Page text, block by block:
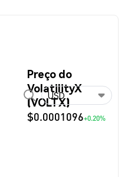
Preço do
VolatilityX
(VOLTX)
$0.0001096+0.20%
USD